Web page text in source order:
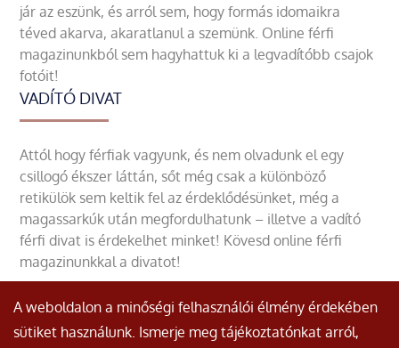
jár az eszünk, és arról sem, hogy formás idomaikra
téved akarva, akaratlanul a szemünk. Online férfi
magazinunkból sem hagyhattuk ki a legvadítóbb csajok
fotóit!
VADÍTÓ DIVAT
Attól hogy férfiak vagyunk, és nem olvadunk el egy
csillogó ékszer láttán, sőt még csak a különböző
retikülök sem keltik fel az érdeklődésünket, még a
magassarkúk után megfordulhatunk – illetve a vadító
férfi divat is érdekelhet minket! Kövesd online férfi
magazinunkkal a divatot!
A weboldalon a minőségi felhasználói élmény érdekében
sütiket használunk. Ismerje meg tájékoztatónkat arról,